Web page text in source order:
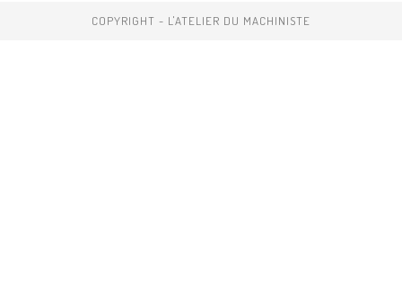
COPYRIGHT - L'ATELIER DU MACHINISTE